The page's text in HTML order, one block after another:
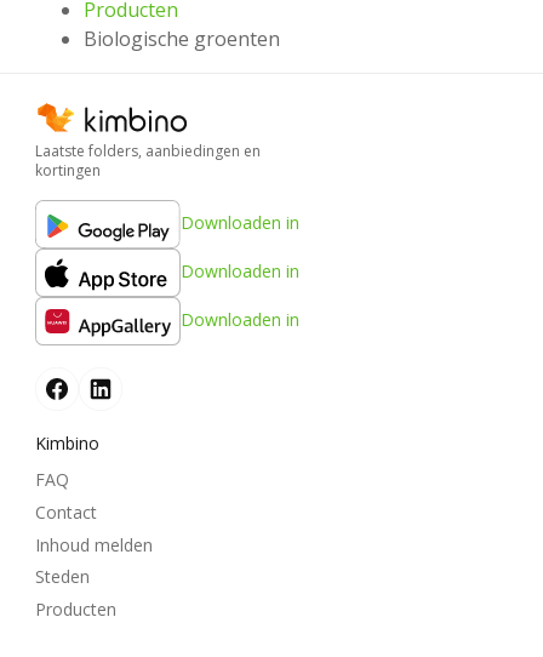
Producten
Biologische groenten
Laatste folders, aanbiedingen en
kortingen
Downloaden in
Downloaden in
Downloaden in
Kimbino
FAQ
Contact
Inhoud melden
Steden
Producten